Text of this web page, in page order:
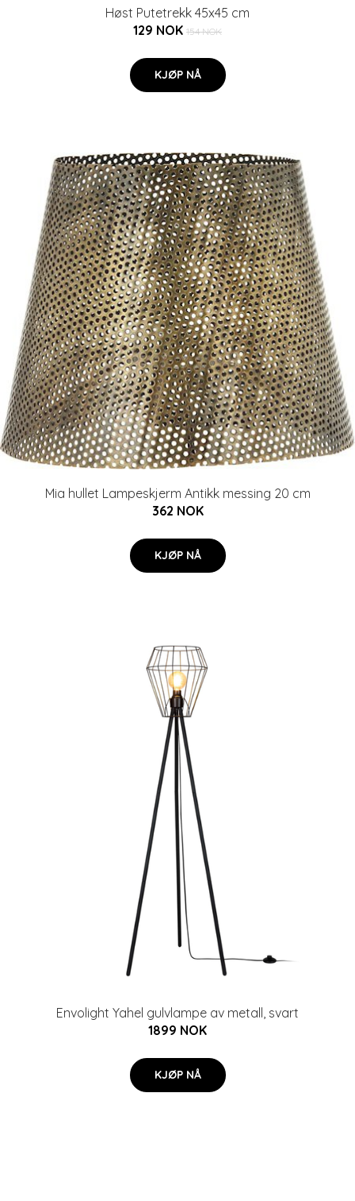
Høst Putetrekk 45x45 cm
129 NOK 154 NOK
KJØP NÅ
Mia hullet Lampeskjerm Antikk messing 20 cm
362 NOK
KJØP NÅ
Envolight Yahel gulvlampe av metall, svart
1899 NOK
KJØP NÅ